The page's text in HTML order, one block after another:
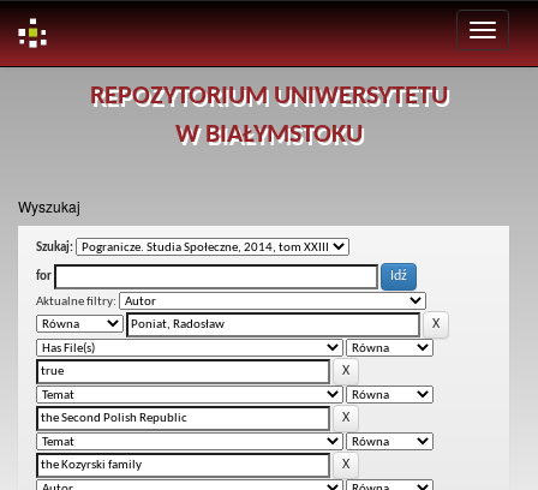
REPOZYTORIUM UNIWERSYTETU
W BIAŁYMSTOKU
Wyszukaj
Szukaj:
for
Aktualne filtry: